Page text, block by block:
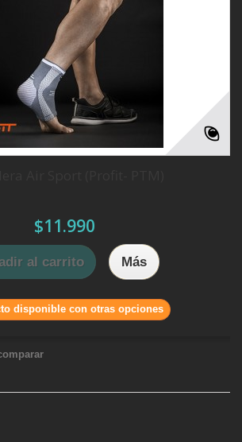
$11.990
al carrito Más
disponible con otras opciones